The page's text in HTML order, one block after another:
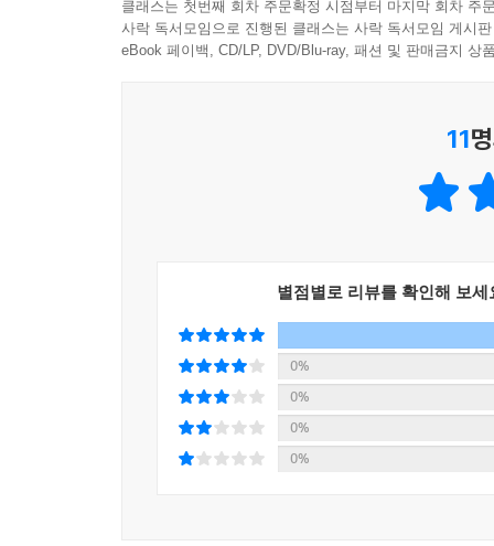
클래스는 첫번째 회차 주문확정 시점부터 마지막 회차 주
사락 독서모임으로 진행된 클래스는 사락 독서모임 게시
eBook 페이백, CD/LP, DVD/Blu-ray, 패션 및 판매금지 상
11
별점별로 리뷰를 확인해 보세
0%
0%
0%
0%